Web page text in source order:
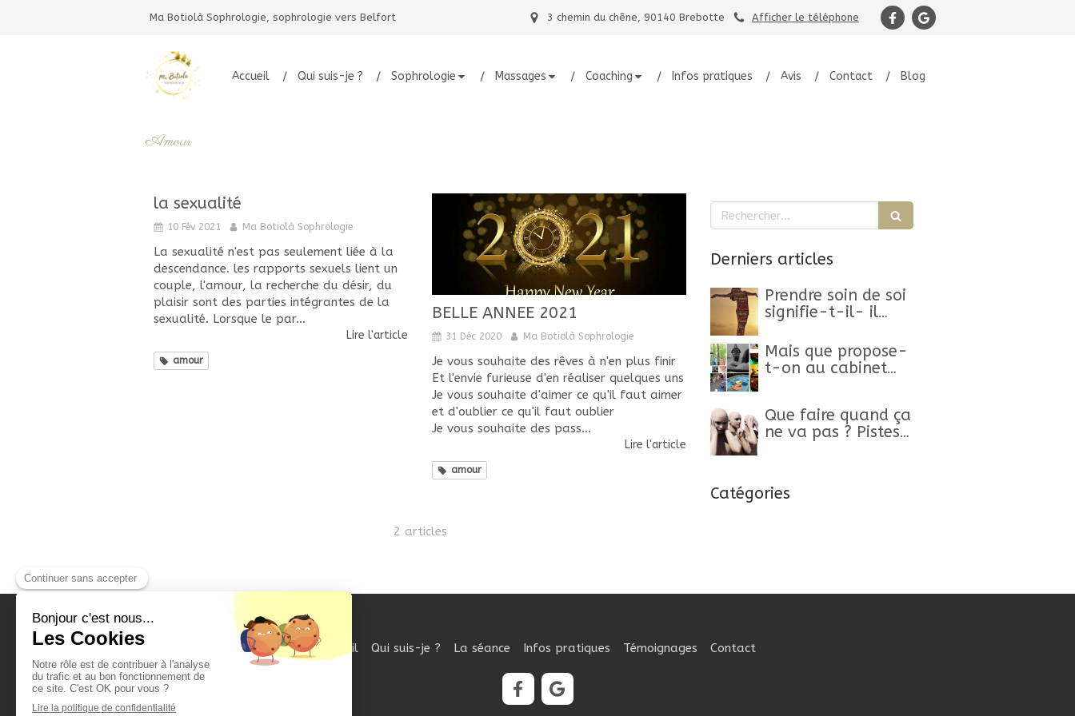
Ma Botiolà Sophrologie, sophrologie vers Belfort Afficher le téléphone
3 chemin du chêne, 90140 Brebotte
Accueil Qui suis-je ? Sophrologie Massages Coaching Infos pratiques Avis Contact Blog
Amour
la sexualité
10 Fév 2021 Ma Botiolà Sophrologie
La sexualité n'est pas seulement liée à la
descendance. les rapports sexuels lient un
couple, l'amour, la recherche du désir, du
plaisir sont des parties intégrantes de la
sexualité. Lorsque le par...
Lire l'article
amour
BELLE ANNEE 2021
31 Déc 2020 Ma Botiolà Sophrologie
Je vous souhaite des rêves à n'en plus finir
Et l'envie furieuse d'en réaliser quelques uns
Je vous souhaite d'aimer ce qu'il faut aimer
et d'oublier ce qu'il faut oublier
Je vous souhaite des pass...
Lire l'article
amour
2 articles
Rechercher
Derniers articles
Prendre soin de soi
signifie-t-il- il
Mais que propose-
t-on au cabinet
Que faire quand ça
ne va pas ? Pistes,
mieux-être
Catégories
Accueil Qui suis-je ? La séance Infos pratiques Témoignages Contact